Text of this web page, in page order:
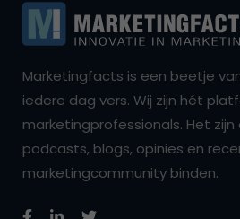
Marketingfacts is een beetje
iedere dag vers. Wij zijn hét
marketingprofessionals. Het zijn
podcasts, blogs, opinies en
marketingcommunity binden.